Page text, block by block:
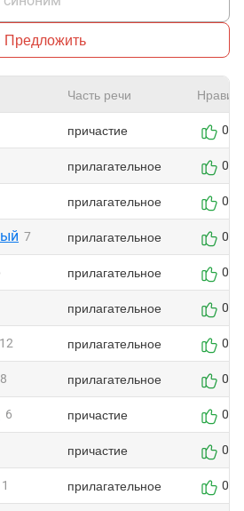
Предложить
Часть речи
причастие 0
прилагательное 0
прилагательное 0
7 прилагательное 0
прилагательное 0
прилагательное 0
12 прилагательное 0
8 прилагательное 0
6 причастие 0
причастие 0
1 прилагательное 0